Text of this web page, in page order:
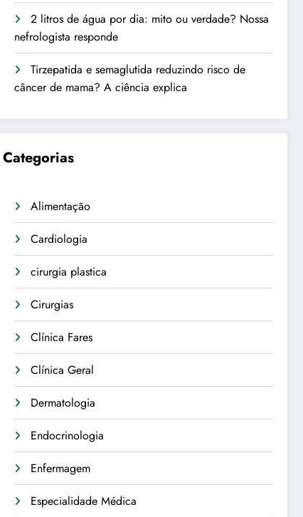
2 litros de água por dia: mito ou verdade? Nossa
nefrologista responde
Tirzepatida e semaglutida reduzindo risco de
câncer de mama? A ciência explica
Categorias
Alimentação
Cardiologia
cirurgia plastica
Cirurgias
Clínica Fares
Clínica Geral
Dermatologia
Endocrinologia
Enfermagem
Especialidade Médica